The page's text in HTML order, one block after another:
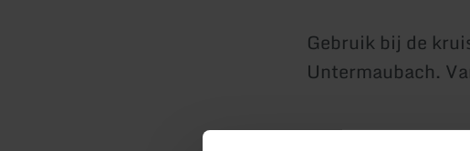
Gebruik bij de
Untermaubach.